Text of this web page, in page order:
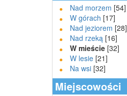
Nad morzem [54]
W górach [17]
Nad jeziorem [28]
Nad rzeką [16]
W mieście [32]
W lesie [21]
Na wsi [32]
Miejscowości